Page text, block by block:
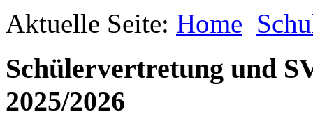
Aktuelle Seite: Home
Schülervertretung und
2025/2026